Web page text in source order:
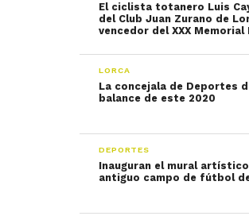
El ciclista totanero Luis
del Club Juan Zurano de
vencedor del XXX Memorial
LORCA
La concejala de Deportes
balance de este 2020
DEPORTES
Inauguran el mural
antiguo campo de fútbol